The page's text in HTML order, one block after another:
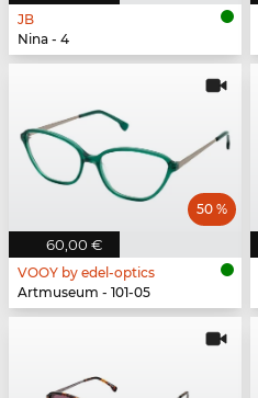
JB
Nina - 4
60,00 €
50 %
VOOY by edel-optics
Artmuseum - 101-05